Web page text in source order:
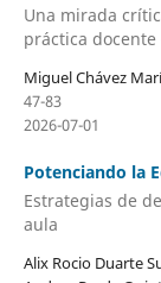
Una mirada
práctica docente
Miguel Chávez
47-83
2026-07-01
Potenciando la
Estrategias de
aula
Alix Rocio Duarte